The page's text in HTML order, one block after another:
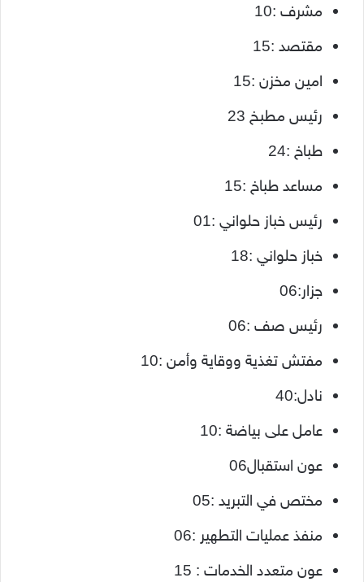
مشرف :10
مقتصد :15
امین مخزن :15
رئيس مطبخ 23
طباخ :24
مساعد طباخ :15
رئيس خباز حلواني :01
خباز حلواني :18
جزار:06
رئيس صف :06
مفتش تغذية ووقاية وأمن :10
نادل:40
عامل على بياضة :10
عون استقبال06
مختص في التبريد :05
منفذ عمليات التطهير :06
عون متعدد الخدمات : 15